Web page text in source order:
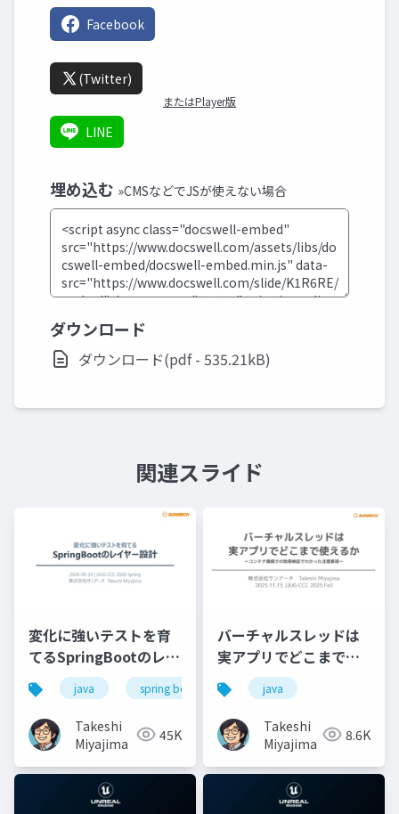
Facebook
(Twitter)
またはPlayer版
LINE
埋め込む »CMSなどでJSが使えない場合
ダウンロード
ダウンロード(pdf - 535.21kB)
関連スライド
変化に強いテストを育
てるSpringBootのレイ
ヤー設計java spring boot テスト
Takeshi
Miyajima
45K
バーチャルスレッドは
実アプリでどこまで使
えるかjava
Takeshi
Miyajima
8.6K